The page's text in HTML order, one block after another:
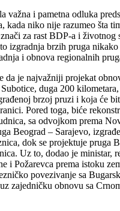
važna i pametna odluka
kada niko nije razumeo šta
za rast BDP-a i životnog
izgradnja brzih pruga nikako
i obnova regionalnih
da je najvažniji projekat
duga 200
brzoj pruzi i koja će
Pored toga, biće
sa odvojkom prema
Beograd – Sarajevo,
dok se projektuje pruga
Uz to, dodao je ministar,
i Požarevca prema istoku
povezivanje sa
zajedničku obnovu sa